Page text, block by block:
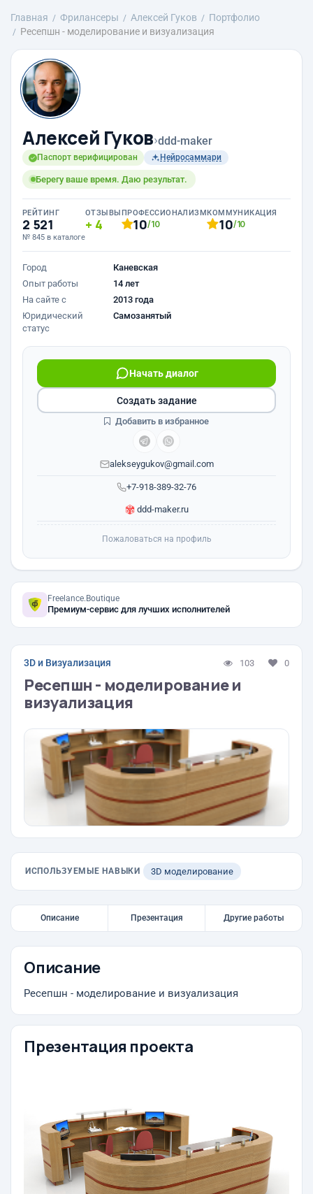
Главная Фрилансеры Алексей Гуков
Портфолио
Ресепшн - моделирование и визуализация
Алексей Гуков›ddd-maker
Паспорт верифицирован Нейросаммари
Берегу ваше время. Даю результат.
РЕЙТИНГ
2 521
№ 845 в каталоге
ОТЗЫВЫ
4
ПРОФЕССИОНАЛИЗМ
10/10
КОММУНИКАЦИЯ
10/10
Город
Каневская
Опыт работы
14 лет
На сайте с
2013 года
Юридический
статус
Самозанятый
+7-918-389-32-76
Начать диалог
alekseygukov@gmail.com
ddd-maker.ru
Создать задание
Добавить в избранное
Пожаловаться на профиль
Freelance.Boutique
Премиум-сервис для лучших исполнителей
3D и Визуализация 103 0
Ресепшн - моделирование и
визуализация
ИСПОЛЬЗУЕМЫЕ НАВЫКИ 3D моделирование
Описание Презентация Другие работы
Описание
Ресепшн - моделирование и визуализация
Презентация проекта